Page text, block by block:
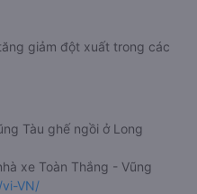
giảm đột xuất trong các
Tàu ghế ngồi ở Long
xe Toàn Thắng - Vũng
VN/